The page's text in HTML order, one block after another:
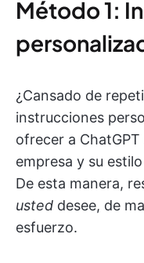
Método 1:
¿Cansado de
instrucciones
ofrecer a
empresa y su
De esta manera,
usted desee, de
esfuerzo.